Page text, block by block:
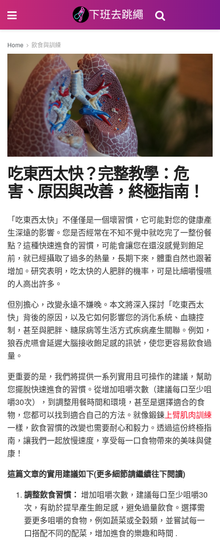
Home 飲食與訓練
吃東西太快？完整教學：危
害、原因與改善，終極指南！
「吃東西太快」不僅僅是一個壞習慣，它可能對您的健康產
生深遠的影響。您是否經常在不知不覺中就吃完了一整份餐
點？這種快速進食的習慣，可能會讓您在還沒感覺到飽足
前，就已經攝取了過多的熱量，長期下來，體重自然也跟著
增加。研究表明，吃太快的人肥胖的機率，可是比細嚼慢嚥
的人高出許多。
但別擔心，改變永遠不嫌晚。本文將深入探討「吃東西太
快」背後的原因，以及它如何影響您的消化系統、血糖控
制，甚至與肥胖、糖尿病等生活方式疾病產生關聯。例如，
狼吞虎嚥會延遲大腦接收飽足感的訊號，使您更容易飲食過
量。
更重要的是，我們將提供一系列實用且可操作的建議，幫助
您擺脫快速進食的習慣。從增加咀嚼次數（建議每口至少咀
嚼30次），到調整用餐時間和環境，甚至是選擇適合的食
物，您都可以找到適合自己的方法。就像鍛鍊上臂肌肉訓練
一樣，飲食習慣的改變也需要耐心和毅力。透過這份終極指
南，讓我們一起放慢速度，享受每一口食物帶來的美味與健
康！
這篇文章的實用建議如下(更多細節請繼續往下閱讀)
調整飲食習慣： 增加咀嚼次數，建議每口至少咀嚼30
次，有助於提早產生飽足感，避免過量飲食。選擇需
要更多咀嚼的食物，例如蔬菜或全穀類，並嘗試每一
口搭配不同的配菜，增加進食的樂趣和時間 .